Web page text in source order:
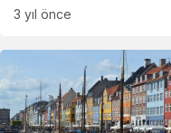
3 yıl önce